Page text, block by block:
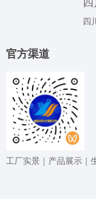
四
官⽅渠道
⼯⼚实景｜产品展⽰｜